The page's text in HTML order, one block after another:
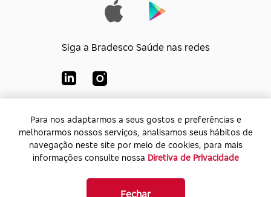
Para nos adaptarmos a seus gostos e preferências e
melhorarmos nossos serviços, analisamos seus hábitos de
navegação neste site por meio de cookies, para mais
informações consulte nossa Diretiva de Privacidade
Fechar
Siga a Bradesco Saúde nas redes
Bradesco Saúde S/A
CNPJ:92.693.118/0001-60
Endereço:
Av. Rio de Janeiro, 555 - Caju - Rio de
Janeiro - Rio de Janeiro - CEP: 20.931-675
Para nos adaptarmos a seus gostos e preferências e
melhorarmos nossos serviços, analisamos seus hábitos de
navegação neste site por meio de cookies, para mais
informações consulte nossa Diretiva de Privacidade
Fechar